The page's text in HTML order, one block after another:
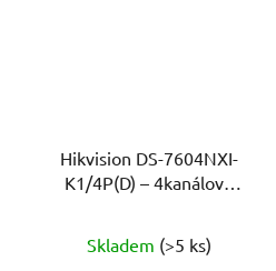
Hikvision DS-7604NXI-
K1/4P(D) – 4kanálový
hodnocení
Skladem (>5 ks)